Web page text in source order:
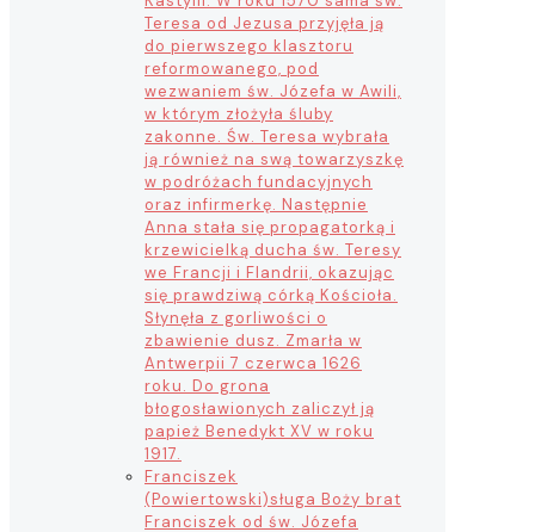
Teresa od Jezusa przyjęła ją
do pierwszego klasztoru
reformowanego, pod
wezwaniem św. Józefa w Awili,
w którym złożyła śluby
zakonne. Św. Teresa wybrała
ją również na swą towarzyszkę
w podróżach fundacyjnych
oraz infirmerkę. Następnie
Anna stała się propagatorką i
krzewicielką ducha św. Teresy
we Francji i Flandrii, okazując
się prawdziwą córką Kościoła.
Słynęła z gorliwości o
zbawienie dusz. Zmarła w
Antwerpii 7 czerwca 1626
roku. Do grona
błogosławionych zaliczył ją
papież Benedykt XV w roku
1917.
Franciszek
(Powiertowski)sługa Boży brat
Franciszek od św. Józefa